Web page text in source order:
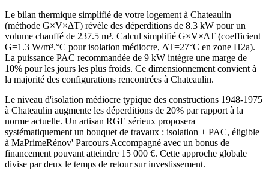
Le bilan thermique simplifié de votre logement à Chateaulin
(méthode G×V×ΔT) révèle des déperditions de 8.3 kW pour un
volume chauffé de 237.5 m³. Calcul simplifié G×V×ΔT (coefficient
G=1.3 W/m³.°C pour isolation médiocre, ΔT=27°C en zone H2a).
La puissance PAC recommandée de 9 kW intègre une marge de
10% pour les jours les plus froids. Ce dimensionnement convient à
la majorité des configurations rencontrées à Chateaulin.
Le niveau d'isolation médiocre typique des constructions 1948-1975
à Chateaulin augmente les déperditions de 20% par rapport à la
norme actuelle. Un artisan RGE sérieux proposera
systématiquement un bouquet de travaux : isolation + PAC, éligible
à MaPrimeRénov' Parcours Accompagné avec un bonus de
financement pouvant atteindre 15 000 €. Cette approche globale
divise par deux le temps de retour sur investissement.